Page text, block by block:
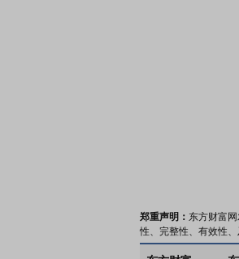
郑重声明： 东方财富
性、完整性、有效性